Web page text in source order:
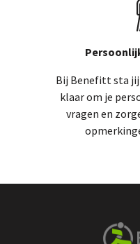
Bij Benefitt sta
klaar om je
vragen en